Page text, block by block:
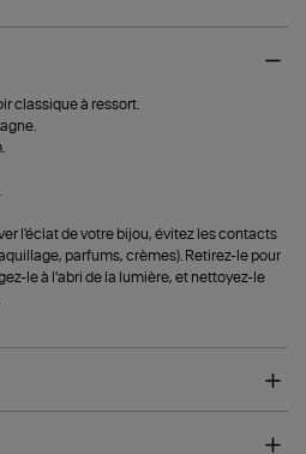
classique à ressort.
l'éclat de votre bijou, évitez les contacts
parfums, crèmes). Retirez-le pour
le à l'abri de la lumière, et nettoyez-le